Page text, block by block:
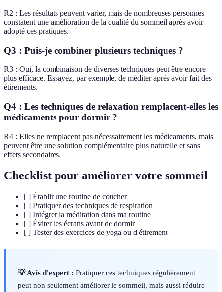
R2 : Les résultats peuvent varier, mais de nombreuses personnes
constatent une amélioration de la qualité du sommeil après avoir
adopté ces pratiques.
Q3 : Puis-je combiner plusieurs techniques ?
R3 : Oui, la combinaison de diverses techniques peut être encore
plus efficace. Essayez, par exemple, de méditer après avoir fait des
étirements.
Q4 : Les techniques de relaxation remplacent-elles les
médicaments pour dormir ?
R4 : Elles ne remplacent pas nécessairement les médicaments, mais
peuvent être une solution complémentaire plus naturelle et sans
effets secondaires.
Checklist pour améliorer votre sommeil
[ ] Établir une routine de coucher
[ ] Pratiquer des techniques de respiration
[ ] Intégrer la méditation dans ma routine
[ ] Éviter les écrans avant de dormir
[ ] Tester des exercices de yoga ou d'étirement
💡 Avis d'expert : Pratiquer ces techniques régulièrement
peut non seulement améliorer le sommeil, mais aussi réduire